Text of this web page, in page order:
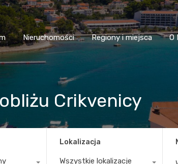
Dom Nieruchomości Regiony i miejsca
Nieruchomości Regiony i miejsca O
Crikvenicy
Lokalizacja
Wszystkie lokalizacje